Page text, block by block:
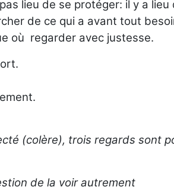
lieu de se protéger: il y a
de ce qui a avant tout
où regarder avec justesse.
(colère), trois regards sont
de la voir autrement